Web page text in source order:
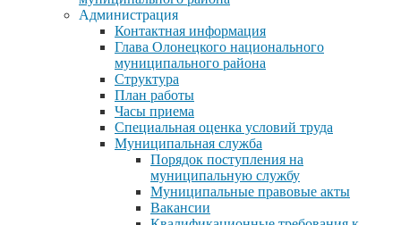
Администрация
Контактная информация
Глава Олонецкого национального
муниципального района
Структура
План работы
Часы приема
Специальная оценка условий труда
Муниципальная служба
Порядок поступления на
муниципальную службу
Муниципальные правовые акты
Вакансии